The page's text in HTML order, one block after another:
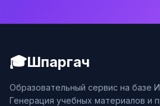
🎓Шпаргач
Образовательный сервис на базе
Генерация учебных материалов и